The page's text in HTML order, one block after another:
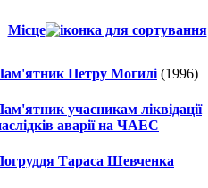
Місце
Петру Могилі (1996)
учасникам ліквідації
аварії на ЧАЕС
Тараса Шевченка